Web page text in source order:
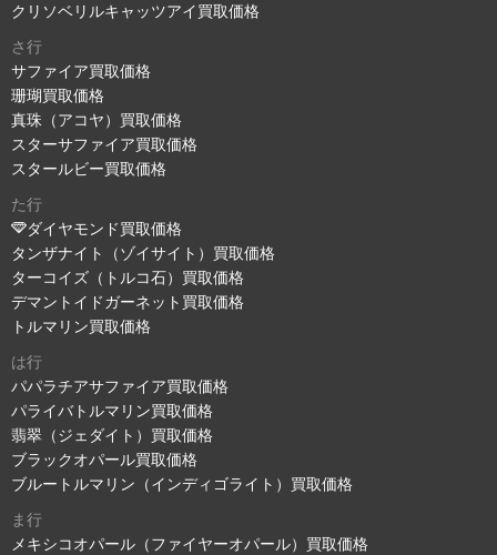
クリソベリルキャッツアイ買取価格
さ行
サファイア買取価格
珊瑚買取価格
真珠（アコヤ）買取価格
スターサファイア買取価格
スタールビー買取価格
た行
ダイヤモンド買取価格
タンザナイト（ゾイサイト）買取価格
ターコイズ（トルコ石）買取価格
デマントイドガーネット買取価格
トルマリン買取価格
は行
パパラチアサファイア買取価格
パライバトルマリン買取価格
翡翠（ジェダイト）買取価格
ブラックオパール買取価格
ブルートルマリン（インディゴライト）買取価格
ま行
メキシコオパール（ファイヤーオパール）買取価格